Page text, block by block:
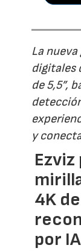
La
digitales
de 5,5”,
y
Ezviz
4K
por IA